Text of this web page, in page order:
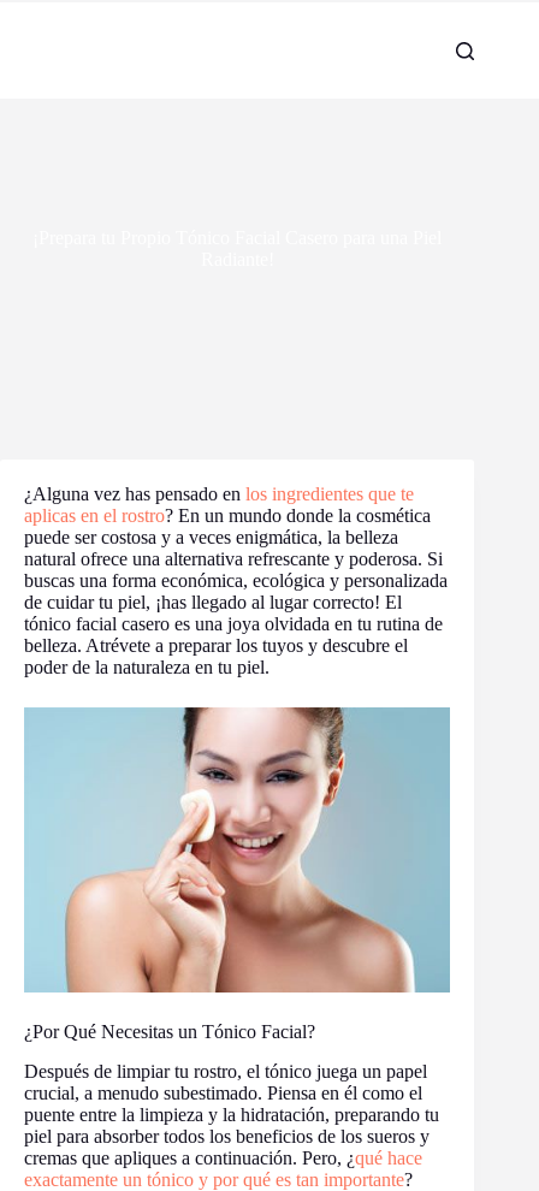
¿Alguna vez has pensado en los ingredientes que te
aplicas en el rostro? En un mundo donde la cosmética
puede ser costosa y a veces enigmática, la belleza
natural ofrece una alternativa refrescante y poderosa. Si
buscas una forma económica, ecológica y personalizada
de cuidar tu piel, ¡has llegado al lugar correcto! El
tónico facial casero es una joya olvidada en tu rutina de
belleza. Atrévete a preparar los tuyos y descubre el
poder de la naturaleza en tu piel.
¿Por Qué Necesitas un Tónico Facial?
Después de limpiar tu rostro, el tónico juega un papel
crucial, a menudo subestimado. Piensa en él como el
puente entre la limpieza y la hidratación, preparando tu
piel para absorber todos los beneficios de los sueros y
cremas que apliques a continuación. Pero, ¿qué hace
exactamente un tónico y por qué es tan importante?